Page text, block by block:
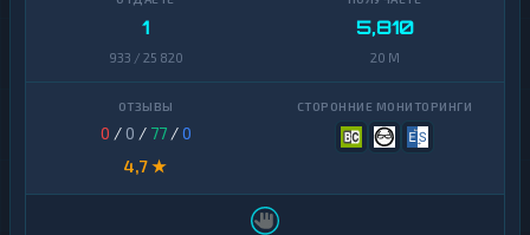
1
933 / 25 820
5,810
20 M
0 / 0 / 77/0
4,7 ★